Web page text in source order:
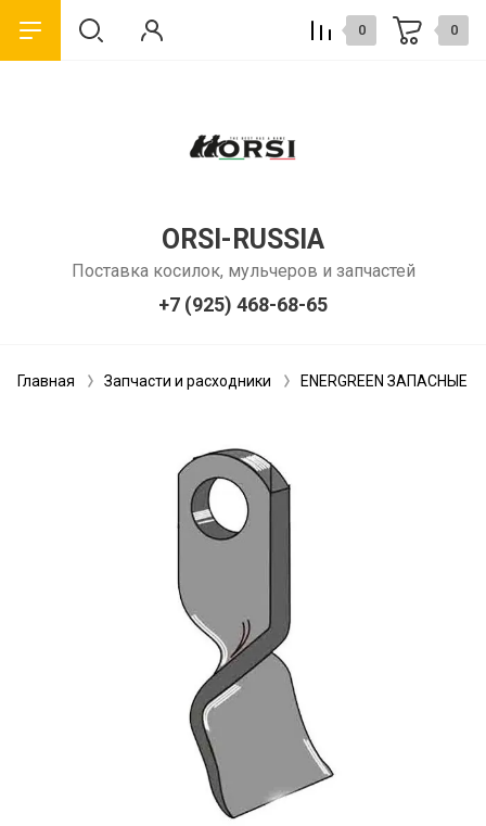
ORSI-RUSSIA
Поставка косилок, мульчеров и запчастей
+7 (925) 468-68-65
0 0
Главная Запчасти и расходники ENERGREEN